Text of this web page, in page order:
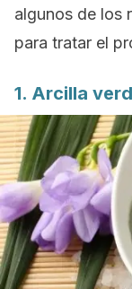
algunos de los
para tratar el
1. Arcilla